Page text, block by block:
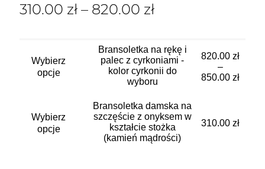
310.00 zł – 820.00 zł
Wybierz
opcje
produkt
Opcje
można
Bransoletka na rękę i
palec z cyrkoniami -
kolor cyrkonii do
wyboru
820.00 zł
–
850.00 zł
Wybierz
opcje
produkt
Bransoletka damska na
szczęście z onyksem w
kształcie stożka
(kamień mądrości)
310.00 zł